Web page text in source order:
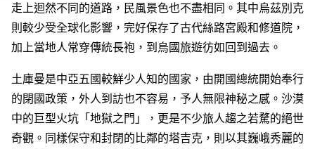
走上迴然不同的道路，⺠風景色也不盡相同。其中烏茲別克
則較少受全球化影響，完好保存了古代絲路宮殿和修道院，
加上當地人常穿傳統長袍，到烏國旅遊彷如回到過去。
土庫曼是中亞五國較鮮少人知的國家，由開國總統開始奉行
的閉國政策，外人到訪也不容易，予人無限神秘之感。沙漠
中的巨型火坑「地獄之門」，更是不少旅人趨之若騖的絕世
奇觀。同樣保守和封閉的比鄰的塔吉克，則以其巍峨秀麗的